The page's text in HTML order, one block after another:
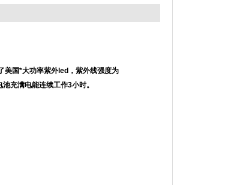
美国*大功率紫外led，紫外线强度为
充满电能连续工作3小时。